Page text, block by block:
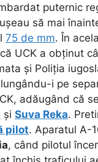
puternic
să mai
75 de mm. În
UCK a obținut
și Poliția
i pe
adăugând că
și Suva Reka.
pilot. Aparatul A-
, când pilotul